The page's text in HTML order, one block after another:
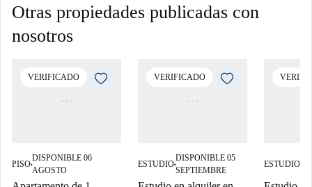
Otras propiedades publicadas con
nosotros
VERIFICADO
PISO■
DISPONIBLE 06
AGOSTO
VERIFICADO
ESTUDIO■
DISPONIBLE 05
SEPTIEMBRE
ESTUDIO